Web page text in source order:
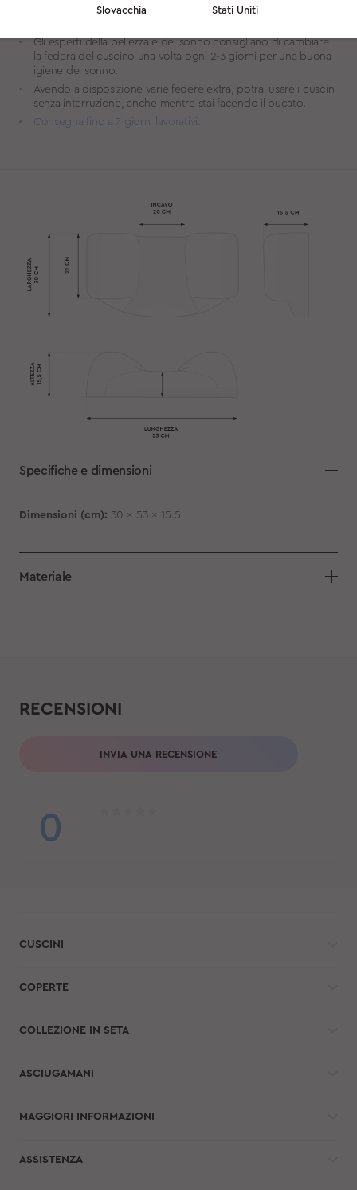
Mantiene inoltre una temperatura più bassa, che ha effetti
Gli esperti della bellezza e del sonno consigliano di cambiare
la federa del cuscino una volta ogni 2-3 giorni per una buona
igiene del sonno.
Avendo a disposizione varie federe extra, potrai usare i cuscini
senza interruzione, anche mentre stai facendo il bucato.
Consegna fino a 7 giorni lavorativi.
Specifiche e dimensioni
Dimensioni (cm): 30 x 53 x 15.5
Materiale
RECENSIONI
INVIA UNA RECENSIONE
0
CUSCINI
COPERTE
COLLEZIONE IN SETA
ASCIUGAMANI
MAGGIORI INFORMAZIONI
ASSISTENZA
Slovacchia Stati Uniti